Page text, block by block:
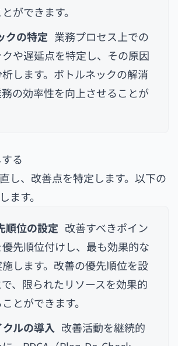
ができます。
クの特定 業務プロセス上での
や遅延点を特定し、その原因
します。ボトルネックの解消
の効率性を向上させることが
る
し、改善点を特定します。以下の
ます。
順位の設定 改善すべきポイン
優先順位付けし、最も効果的な
します。改善の優先順位を設
、限られたリソースを効果的
とができます。
ルの導入 改善活動を継続的